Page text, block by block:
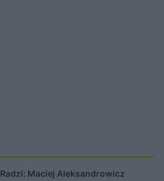
Radzi: Maciej Aleksandrowicz